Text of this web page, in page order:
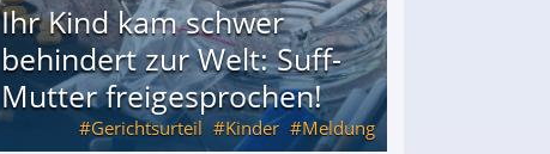
Ihr Kind kam schwer
behindert zur Welt: Suff-
Mutter freigesprochen!
Gerichtsurteil Kinder Meldung